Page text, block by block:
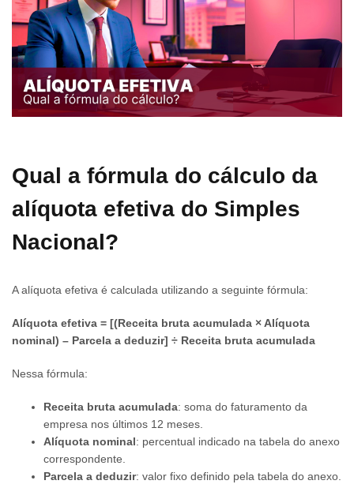
Qual a fórmula do cálculo da
alíquota efetiva do Simples
Nacional?
A alíquota efetiva é calculada utilizando a seguinte fórmula:
Alíquota efetiva = [(Receita bruta acumulada × Alíquota
nominal) – Parcela a deduzir] ÷ Receita bruta acumulada
Nessa fórmula:
Receita bruta acumulada: soma do faturamento da
empresa nos últimos 12 meses.
Alíquota nominal: percentual indicado na tabela do anexo
correspondente.
Parcela a deduzir: valor fixo definido pela tabela do anexo.